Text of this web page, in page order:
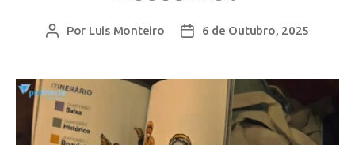
Por Luis Monteiro 6 de Outubro, 2025